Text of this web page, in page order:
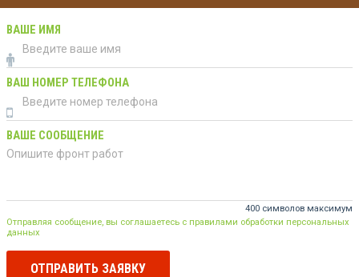
ВАШЕ ИМЯ
ВАШ НОМЕР ТЕЛЕФОНА
ВАШЕ СООБЩЕНИЕ
400 символов максимум
Отправляя сообщение, вы соглашаетесь с правилами обработки персональных
данных
ОТПРАВИТЬ ЗАЯВКУ